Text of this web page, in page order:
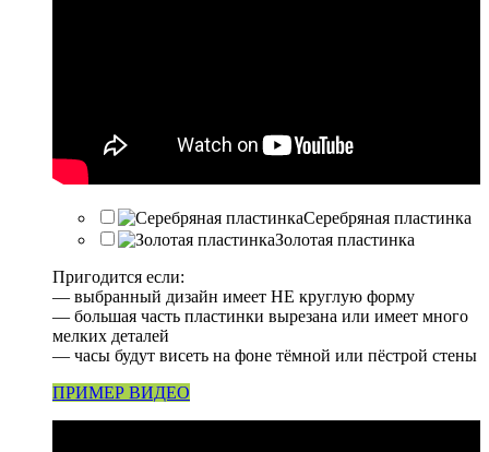
Серебряная пластинка
Золотая пластинка
Пригодится если:
— выбранный дизайн имеет НЕ круглую форму
— большая часть пластинки вырезана или имеет много
мелких деталей
— часы будут висеть на фоне тёмной или пёстрой стены
ПРИМЕР ВИДЕО